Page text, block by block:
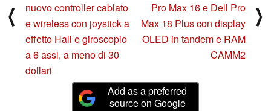
⟨
nuovo controller cablato
e wireless con joystick a
effetto Hall e giroscopio
a 6 assi, a meno di 30
dollari
Pro Max 16 e Dell Pro
Max 18 Plus con display
OLED in tandem e RAM
CAMM2
⟩
Add as a preferred
source on Google